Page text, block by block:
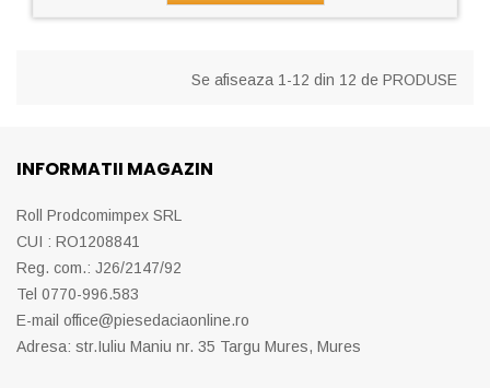
Se afiseaza 1-12 din 12 de PRODUSE
INFORMATII MAGAZIN
Roll Prodcomimpex SRL
CUI : RO1208841
Reg. com.: J26/2147/92
Tel 0770-996.583
E-mail office@piesedaciaonline.ro
Adresa: str.Iuliu Maniu nr. 35 Targu Mures, Mures